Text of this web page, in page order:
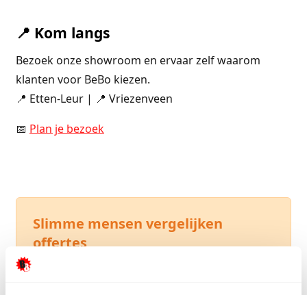
📍 Kom langs
Bezoek onze showroom en ervaar zelf waarom
klanten voor BeBo kiezen.
📍 Etten-Leur | 📍 Vriezenveen
📅 Plan je bezoek
Slimme mensen vergelijken
offertes